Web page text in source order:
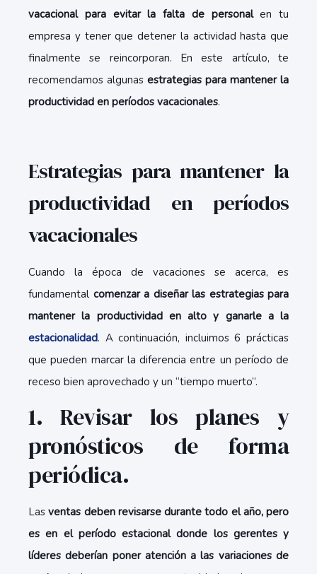
vacacional para evitar la falta de personalen tu
empresa y tener que detener la actividad hasta que
finalmente se reincorporan. En este artículo, te
recomendamos algunas estrategias para mantener la
productividad en períodos vacacionales.
Estrategias para mantener la
productividad en períodos
vacacionales
Cuando la época de vacaciones se acerca, es
fundamental comenzar a diseñar las estrategias para
mantener la productividad en alto y ganarle a la
estacionalidad. A continuación, incluimos 6 prácticas
que pueden marcar la diferencia entre un período de
receso bien aprovechado y un “tiempo muerto”.
1. Revisar los planes y
pronósticos de forma
periódica.
Lasventas deben revisarse durante todo el año, pero
es en el período estacional donde los gerentes y
líderes deberían poner atención a las variaciones de